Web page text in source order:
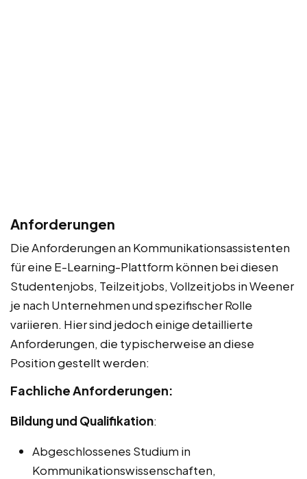
Anforderungen
Die Anforderungen an Kommunikationsassistenten
für eine E-Learning-Plattform können bei diesen
Studentenjobs, Teilzeitjobs, Vollzeitjobs in Weener
je nach Unternehmen und spezifischer Rolle
variieren. Hier sind jedoch einige detaillierte
Anforderungen, die typischerweise an diese
Position gestellt werden:
Fachliche Anforderungen:
Bildung und Qualifikation:
Abgeschlossenes Studium in
Kommunikationswissenschaften,